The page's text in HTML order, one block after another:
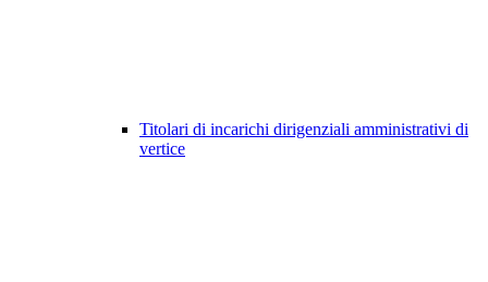
Titolari di incarichi dirigenziali amministrativi di
vertice